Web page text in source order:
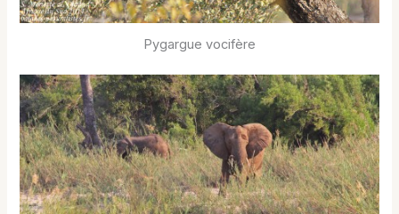
Pygargue vocifère